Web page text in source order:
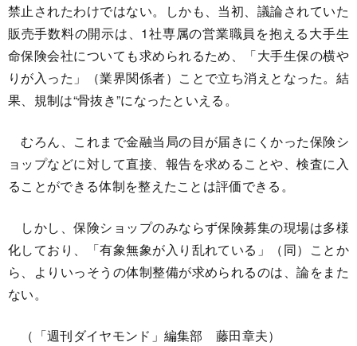
禁止されたわけではない。しかも、当初、議論されていた
販売手数料の開示は、1社専属の営業職員を抱える大手生
命保険会社についても求められるため、「大手生保の横や
りが入った」（業界関係者）ことで立ち消えとなった。結
果、規制は“骨抜き”になったといえる。
むろん、これまで金融当局の目が届きにくかった保険シ
ョップなどに対して直接、報告を求めることや、検査に入
ることができる体制を整えたことは評価できる。
しかし、保険ショップのみならず保険募集の現場は多様
化しており、「有象無象が入り乱れている」（同）ことか
ら、よりいっそうの体制整備が求められるのは、論をまた
ない。
（「週刊ダイヤモンド」編集部 藤田章夫）